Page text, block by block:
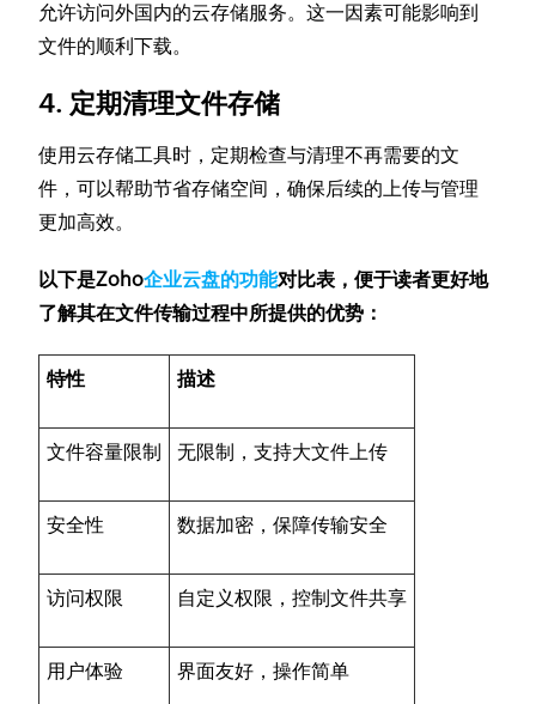
允许访问外国内的云存储服务。这一因素可能影响到
文件的顺利下载。
4. 定期清理文件存储
使用云存储工具时，定期检查与清理不再需要的文
件，可以帮助节省存储空间，确保后续的上传与管理
更加高效。
以下是Zoho企业云盘的功能对比表，便于读者更好地
了解其在文件传输过程中所提供的优势：
特性 描述
文件容量限制 无限制，支持大文件上传
安全性 数据加密，保障传输安全
访问权限 自定义权限，控制文件共享
用户体验 界面友好，操作简单